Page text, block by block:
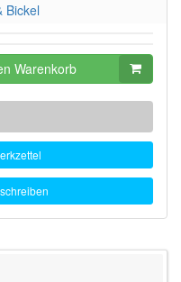
Bickel
Warenkorb